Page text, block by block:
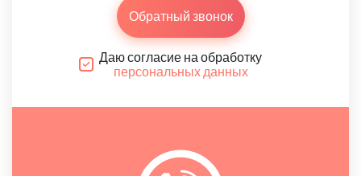
Обратный звонок
Даю согласие на обработку
персональных данных